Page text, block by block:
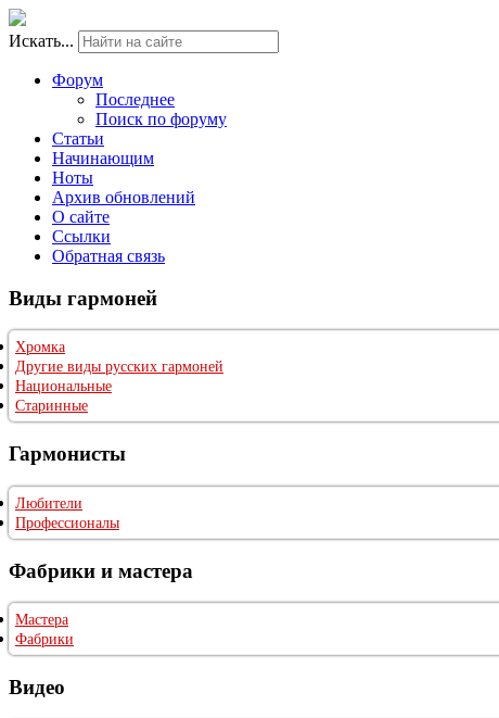
Искать...
Форум
Последнее
Поиск по форуму
Статьи
Начинающим
Ноты
Архив обновлений
О сайте
Ссылки
Обратная связь
Виды гармоней
Хромка
Другие виды русских гармоней
Национальные
Старинные
Гармонисты
Любители
Профессионалы
Фабрики и мастера
Мастера
Фабрики
Видео